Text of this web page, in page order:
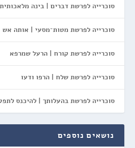
סוכרייה לפרשת דברים | בינה
סוכרייה לפרשת מטות־מסעי | אותה אש
סוכרייה לפרשת קורח | הרעל שמרפא
סוכרייה לפרשת שלח | הרפו ודעו
סוכרייה לפרשת בהעלותך | להיכנס
נושאים נוספים